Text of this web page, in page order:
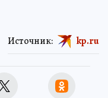
Источник: kp.ru